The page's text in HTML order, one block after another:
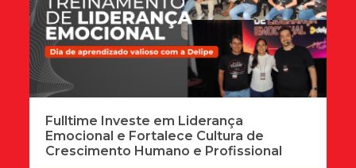
Fulltime Investe em Liderança
Emocional e Fortalece Cultura de
Crescimento Humano e Profissional